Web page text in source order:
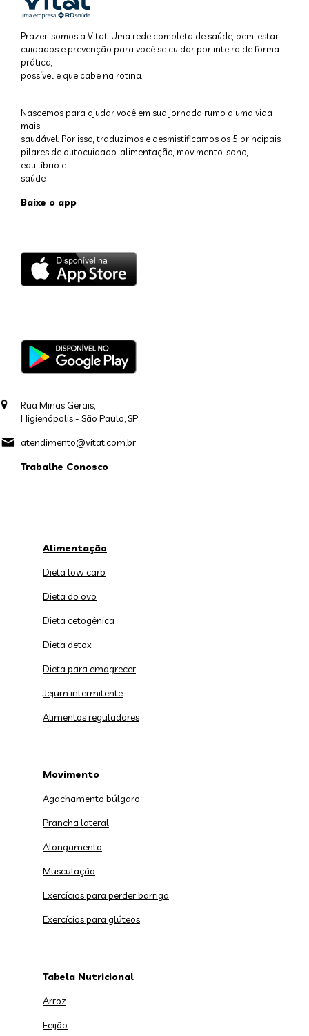
Prazer, somos a Vitat. Uma rede completa de saúde, bem-estar,
cuidados e prevenção para você se cuidar por inteiro de forma
prática,
possível e que cabe na rotina.
Nascemos para ajudar você em sua jornada rumo a uma vida
mais
saudável. Por isso, traduzimos e desmistificamos os 5 principais
pilares de autocuidado: alimentação, movimento, sono,
equilíbrio e
saúde.
Baixe o app
Rua Minas Gerais,
Higienópolis - São Paulo, SP
atendimento@vitat.com.br
Trabalhe Conosco
Alimentação
Dieta low carb
Dieta do ovo
Dieta cetogênica
Dieta detox
Dieta para emagrecer
Jejum intermitente
Alimentos reguladores
Movimento
Agachamento búlgaro
Prancha lateral
Alongamento
Musculação
Exercícios para perder barriga
Exercícios para glúteos
Tabela Nutricional
Arroz
Feijão